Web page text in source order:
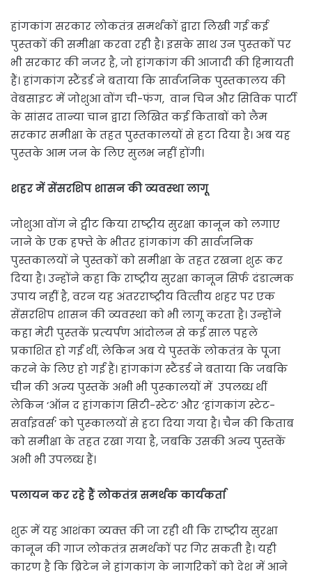
हांगकांग सरकार लोकतंत्र समर्थकों द्वारा लिखी गई कई
पुस्‍तकों की समीक्षा करवा रही है। इसके साथ उन पुस्‍तकों पर
भी सरकार की नजर है, जो हांगकांग की आजादी की हिमायती
हैं। हांगकांग स्टैंडर्ड ने बताया कि सार्वजनिक पुस्तकालय की
वेबसाइट में जोशुआ वोंग ची-फंग, वान चिन और सिविक पार्टी
के सांसद तान्या चान द्वारा लिखित कई किताबों को लैम
सरकार समीक्षा के तहत पुस्‍तकालयों से हटा दिया है। अब यह
पुस्‍तके आम जन के लिए सुलभ नहीं होंगी।
शहर में सेंसरशिप शासन की व्‍यवस्‍था लागू
जोशुआ वोंग ने ट्वीट किया राष्‍ट्रीय सुरक्षा कानून को लगाए
जाने के एक हफ्ते के भीतर हांगकांग की सार्वजनिक
पुस्तकालयों ने पुस्तकों को समीक्षा के तहत रखना शुरू कर
दिया है। उन्‍होंने कहा कि राष्‍ट्रीय सुरक्षा कानून स‍िर्फ दंडात्‍मक
उपाय नहीं है, वरन यह अंतरराष्‍ट्रीय वित्‍तीय शहर पर एक
सेंसरशिप शासन की व्‍यवस्‍था को भी लागू करता है। उन्‍होंने
कहा मेरी पुस्‍तकें प्रत्‍यर्पण आंदोलन से कई साल पहले
प्रकाशित हो गईं थीं, लेकिन अब ये पुस्‍तकें लोकतंत्र के पूजा
करने के लिए हो गईं हैं। हांगकांग स्टैंडर्ड ने बताया कि जबकि
चीन की अन्य पुस्तकें अभी भी पुस्‍कालयों में उपलब्ध थीं
लेकिन ‘ऑन द हांगकांग सिटी-स्टेट’ और ‘हांगकांग स्टेट-
सर्वाइवर्स’ को पुस्‍कालयों से हटा दिया गया है। चैन की किताब
को समीक्षा के तहत रखा गया है, जबकि उसकी अन्य पुस्तकें
अभी भी उपलब्ध हैं।
पलायन कर रहे हैं लोकतंत्र समर्थक कार्यकर्ता
शुरू में यह आशंका व्‍यक्‍त की जा रही थी कि राष्‍ट्रीय सुरक्षा
कानून की गाज लोकतंत्र समर्थकों पर गिर सकती है। यही
कारण है कि ब्रिटेन ने हांगकांग के नागरिकों को देश में आने